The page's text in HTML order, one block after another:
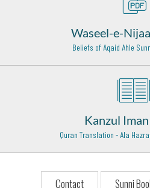
Hazrat Imam Fakhruddin Razi
Sayyada Bibi Rabiya Basri
Hazrat Umar Ibn Khattab Razi
Madina Munawara - 1
Hazrat Qasim Bin Muhammad
Al-Qudayd - 9
Waseel-e-
Beliefs of Aqaid Ahle
Kanzul
Quran Translation - Ala
Contact Sunni